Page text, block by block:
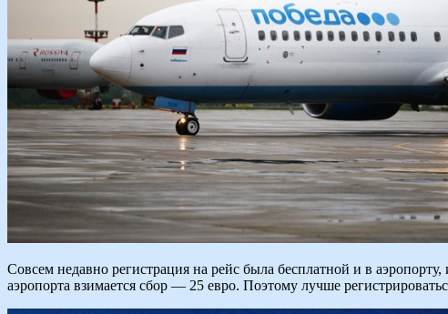
Совсем недавно регистрация на рейс была бесплатной и в
аэропорта взимается сбор — 25 евро. Поэтому лучше